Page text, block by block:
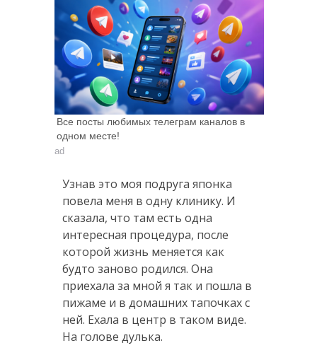
Все посты любимых телеграм каналов в
одном месте!
ad
Узнав это моя подруга японка
повела меня в одну клинику. И
сказала, что там есть одна
интересная процедура, после
которой жизнь меняется как
будто заново родился. Она
приехала за мной я так и пошла в
пижаме и в домашних тапочках с
ней. Ехала в центр в таком виде.
На голове дулька.